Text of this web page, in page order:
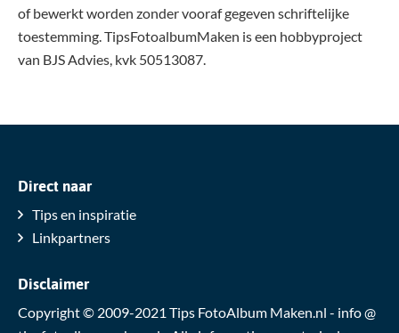
of bewerkt worden zonder vooraf gegeven schriftelijke
toestemming. TipsFotoalbumMaken is een hobbyproject
van BJS Advies, kvk 50513087.
Direct naar
Tips en inspiratie
Linkpartners
Disclaimer
Copyright © 2009-2021 Tips FotoAlbum Maken.nl - info @